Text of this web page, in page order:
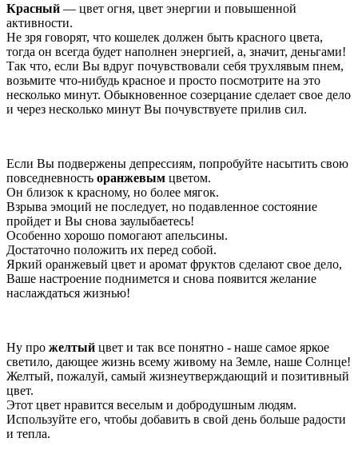
Красный — цвет огня, цвет энергии и повышенной
активности.
Не зря говорят, что кошелек должен быть красного цвета,
тогда он всегда будет наполнен энергией, а, значит, деньгами!
Так что, если Вы вдруг почувствовали себя трухлявым пнем,
возьмите что-нибудь красное и просто посмотрите на это
несколько минут. Обыкновенное созерцание сделает свое дело
и через несколько минут Вы почувствуете прилив сил.
Если Вы подвержены депрессиям, попробуйте насытить свою
повседневность оранжевым цветом.
Он близок к красному, но более мягок.
Взрыва эмоций не последует, но подавленное состояние
пройдет и Вы снова заулыбаетесь!
Особенно хорошо помогают апельсины.
Достаточно положить их перед собой.
Яркий оранжевый цвет и аромат фруктов сделают свое дело,
Ваше настроение поднимется и снова появится желание
наслаждаться жизнью!
Ну про желтый цвет и так все понятно - наше самое яркое
светило, дающее жизнь всему живому на Земле, наше Солнце!
Желтый, пожалуй, самый жизнеутверждающий и позитивный
цвет.
Этот цвет нравится веселым и добродушным людям.
Используйте его, чтобы добавить в свой день больше радости
и тепла.